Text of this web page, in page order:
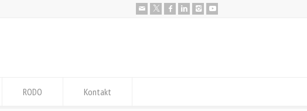
RODO Kontakt